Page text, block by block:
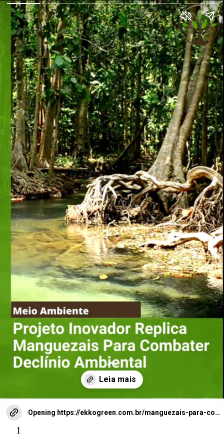
Projeto Inovador
Replica
anguezais
Para Com
bater
Declínio
Opening https://ekkogreen.com.br/manguezais-para-combater-impacto-ambiental/?utm_source=google&utm_medium=web-stories&utm_campaign=meio-ambiente&utm_term=manguezais
1